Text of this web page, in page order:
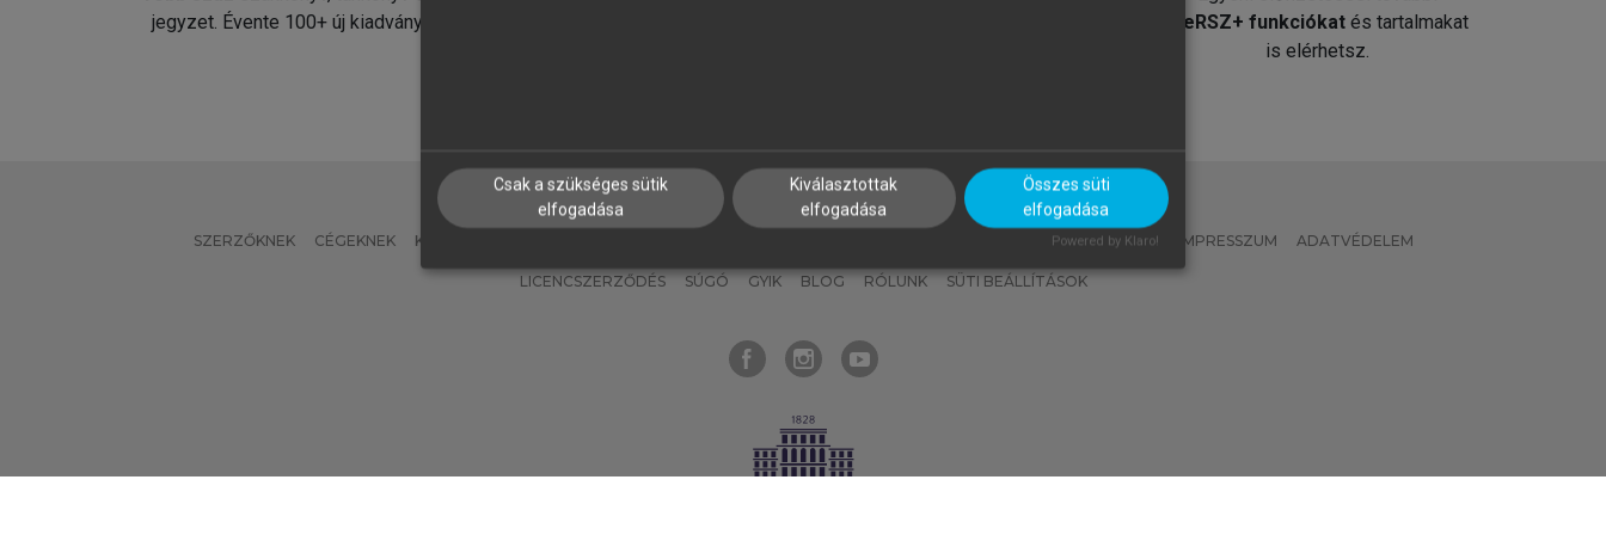
jegyzet. Évente 100+ új kiadvány.
MeRSZ+ funkciókat és tartalmakat
is elérhetsz.
SZERZŐKNEK CÉGEKNEK KÖNYVTÁROSOKNAK MI – ÁLTALÁNOS IRÁNYELVEK IMPRESSZUM ADATVÉDELEM
LICENCSZERZŐDÉS SÚGÓ GYIK BLOG RÓLUNK SÜTI BEÁLLÍTÁSOK
Csak a szükséges sütik
elfogadása
Kiválasztottak
elfogadása
Összes süti
elfogadása
Powered by Klaro!